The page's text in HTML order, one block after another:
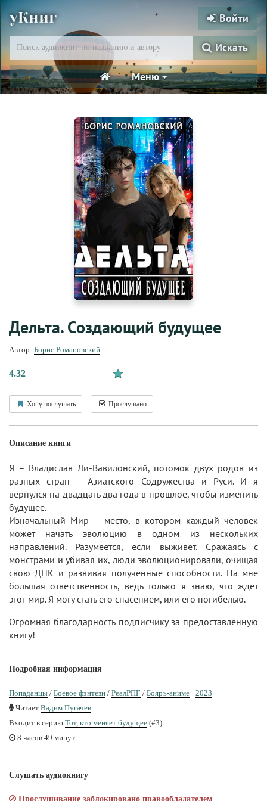
уКниг Войти
Искать
Меню
Дельта. Создающий будущее
Автор: Борис Романовский
4.32
Хочу послушать Прослушано
Описание книги
Я – Владислав Ли-Вавилонский, потомок двух родов из
разных стран – Азиатского Содружества и Руси. И я
вернулся на двадцать два года в прошлое, чтобы изменить
будущее.
Изначальный Мир – место, в котором каждый человек
может начать эволюцию в одном из нескольких
направлений. Разумеется, если выживет. Сражаясь с
монстрами и убивая их, люди эволюционировали, очищая
свою ДНК и развивая полученные способности. На мне
большая ответственность, ведь только я знаю, что ждёт
этот мир. Я могу стать его спасением, или его погибелью.
Огромная благодарность подписчику за предоставленную
книгу!
Подробная информация
Попаданцы / Боевое фэнтези / РеалРПГ / Бояръ-аниме · 2023
Читает Вадим Пугачев
Входит в серию Тот, кто меняет будущее (#3)
8 часов 49 минут
Слушать аудиокнигу
Прослушивание заблокировано правообладателем